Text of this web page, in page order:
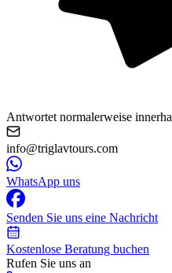
Antwortet normalerweise
info@triglavtours.com
WhatsApp uns
Senden Sie uns eine Nachricht
Kostenlose Beratung buchen
Rufen Sie uns an